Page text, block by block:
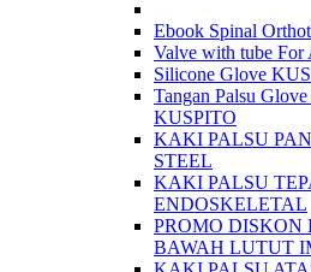
Ebook Spinal
Valve with tube For
Silicone Glove
Tangan Palsu
KUSPITO
KAKI PALSU
STEEL
KAKI PALSU
ENDOSKELETAL
PROMO DISKON
BAWAH LUTUT